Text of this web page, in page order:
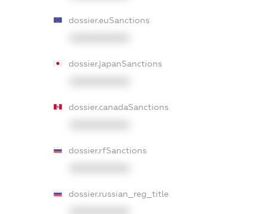
dossier.euSanctions
dossier.japanSanctions
dossier.canadaSanctions
dossier.rfSanctions
dossier.russian_reg_title